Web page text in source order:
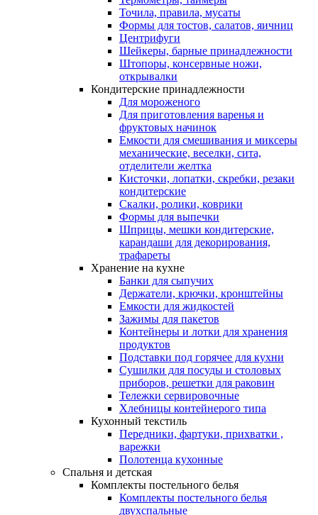
Точила, правила, мусаты
Формы для тостов, салатов, яичниц
Центрифуги
Шейкеры, барные принадлежности
Штопоры, консервные ножи,
открывалки
Кондитерские принадлежности
Для мороженого
Для приготовления варенья и
фруктовых начинок
Емкости для смешивания и миксеры
механические, веселки, сита,
отделители желтка
Кисточки, лопатки, скребки, резаки
кондитерские
Скалки, ролики, коврики
Формы для выпечки
Шприцы, мешки кондитерские,
карандаши для декорирования,
трафареты
Хранение на кухне
Банки для сыпучих
Держатели, крючки, кронштейны
Емкости для жидкостей
Зажимы для пакетов
Контейнеры и лотки для хранения
продуктов
Подставки под горячее для кухни
Сушилки для посуды и столовых
приборов, решетки для раковин
Тележки сервировочные
Хлебницы контейнерого типа
Кухонный текстиль
Передники, фартуки, прихватки ,
варежки
Полотенца кухонные
Спальня и детская
Комплекты постельного белья
Комплекты постельного белья
двухспальные